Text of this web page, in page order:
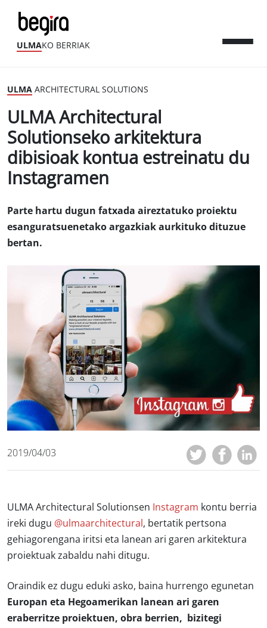
ULMAKO BERRIAK
ULMA ARCHITECTURAL SOLUTIONS
ULMA Architectural
Solutionseko arkitektura
dibisioak kontua estreinatu du
Instagramen
Parte hartu dugun fatxada aireztatuko proiektu
esanguratsuenetako argazkiak aurkituko dituzue
bertan.
2019/04/03
ULMA Architectural Solutionsen Instagram kontu berria
ireki dugu @ulmaarchitectural , bertatik pertsona
gehiagorengana iritsi eta lanean ari garen arkitektura
proiektuak zabaldu nahi ditugu.
Oraindik ez dugu eduki asko, baina hurrengo egunetan
Europan eta Hegoamerikan lanean ari garen
eraberritze proiektuen, obra berrien, bizitegi